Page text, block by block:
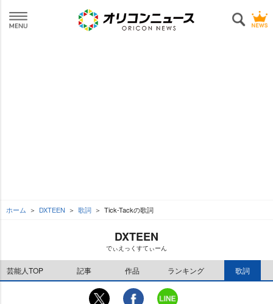
ホーム DXTEEN 歌詞 Tick-Tackの歌詞
DXTEEN
でぃえっくすてぃーん
芸能人TOP 記事 作品 ランキング 歌詞